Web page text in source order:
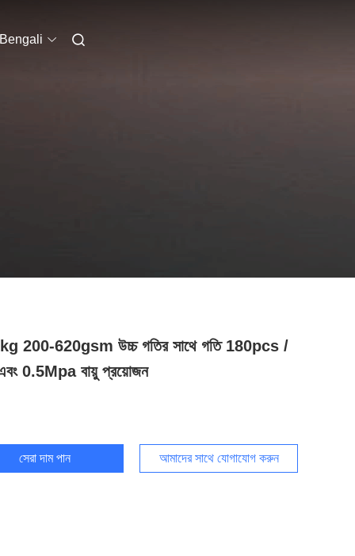
Bengali
200-620gsm উচ্চ গতির সাথে গতি 180pcs /
এবং 0.5Mpa বায়ু প্রয়োজন
সেরা দাম পান আমাদের সাথে যোগাযোগ করুন